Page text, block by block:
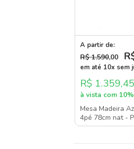
A partir de:
R$ 1.590,00
em até 10x sem
R$ 1.359,45
à vista com
Mesa Madeira
4pé 78cm nat -